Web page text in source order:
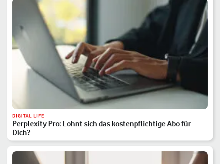
DIGITAL LIFE
Perplexity Pro: Lohnt sich das kostenpflichtige Abo für
Dich?